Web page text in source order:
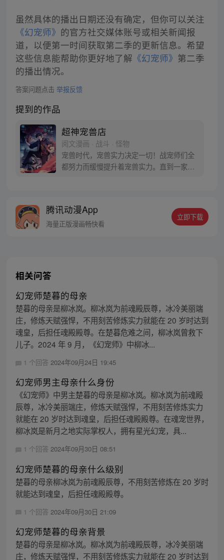
虽然具体的播出日期还没有确定，但你可以关注
《幻宠师》 的官方社交媒体账号或相关新闻报
道，以便第一时间获取第二季的更新信息。希望
这些信息能帮助你更好地了解 《幻宠师》 第二季
的播出情况。
答案问题点击 举报反馈
提到的作品
超神宠兽店
阅文漫画 · 战斗 · 怪物
宠兽时代，宠兽实力决定一切！战宠师们全
都努力而缓慢提升着宠兽实力。直到一家神
自称为神……至于老板苏平：将可爱萌宠培
育成史前王兽，难道不是常规操作？每周
腾讯动漫App
海量正版漫画畅快看
立即下载
相关问答
幻宠师楚暮的母亲
楚暮的母亲是柳冰岚。柳冰岚为前魂殿辰尊，冰冷美丽端
庄，修炼天赋强悍，不用刻苦修炼实力就能在 20 岁时达到
魂皇，后担任魂殿殿尊。在楚暮危难之间，柳冰岚曾救下
儿子。2024 年 9 月，《幻宠师》中柳冰...
1 个回答 2024年09月24日 19:45
幻宠师男主母亲什么身份
《幻宠师》中男主楚暮的母亲是柳冰岚。柳冰岚为前魂殿
辰尊，冰冷美丽端庄，修炼天赋强悍，不用刻苦修炼实力
就能在 20 岁时达到魂皇，后担任魂殿殿尊。在魂宠世界，
柳冰岚是新月之地实际掌权人，拥有星光幻宠，具...
1 个回答 2024年09月30日 08:51
幻宠师楚暮的母亲什么级别
楚暮的母亲柳冰岚为前魂殿辰尊，不用刻苦修炼在 20 岁时
就能达到魂皇，后担任魂殿殿尊。
1 个回答 2024年09月30日 21:09
幻宠师楚暮的母亲背景
楚暮的母亲是柳冰岚。柳冰岚为前魂殿辰尊，冰冷美丽端
庄，修炼天赋强悍，不用刻苦修炼实力就能在 20 岁时达到